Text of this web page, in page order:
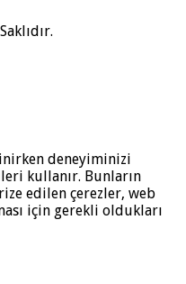
deneyiminizi
kullanır. Bunların
edilen çerezler, web
için gerekli oldukları